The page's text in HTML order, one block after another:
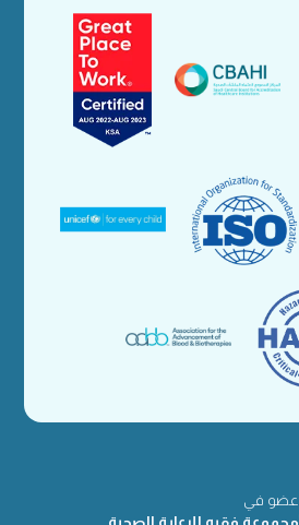
عضو في
مجموعة فقيه للرعاية الصحية